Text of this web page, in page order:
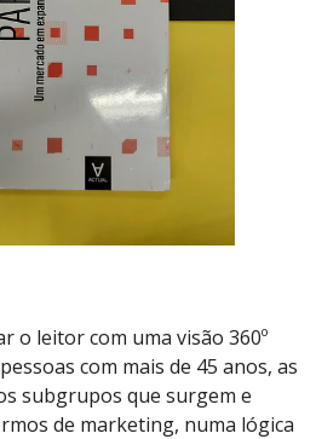
o leitor com uma visão 360º
com mais de 45 anos, as
subgrupos que surgem e
de marketing, numa lógica